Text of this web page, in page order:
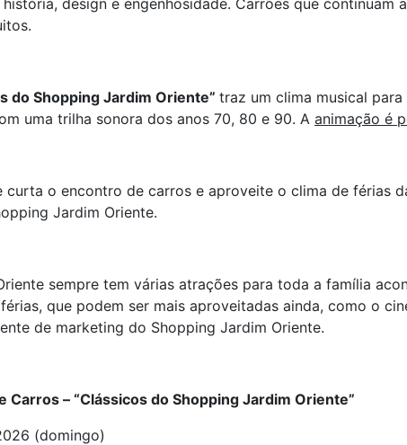
design e engenhosidade. Carrões que
do Shopping Jardim Oriente” traz um clima musical
uma trilha sonora dos anos 70, 80 e 90. A animação é
curta o encontro de carros e aproveite o clima de férias
Jardim Oriente.
sempre tem várias atrações para toda a família
que podem ser mais aproveitadas ainda, como o
de marketing do Shopping Jardim Oriente.
Carros – “Clássicos do Shopping Jardim Oriente”
(domingo)